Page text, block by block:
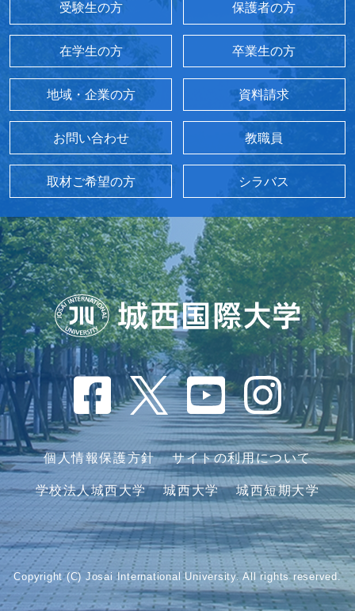
受験生の方 保護者の方
在学生の方 卒業生の方
地域・企業の方 資料請求
お問い合わせ 教職員
取材ご希望の方 シラバス
個人情報保護方針 サイトの利用について
学校法人城西大学 城西大学 城西短期大学
Copyright (C) Josai International University. All rights reserved.